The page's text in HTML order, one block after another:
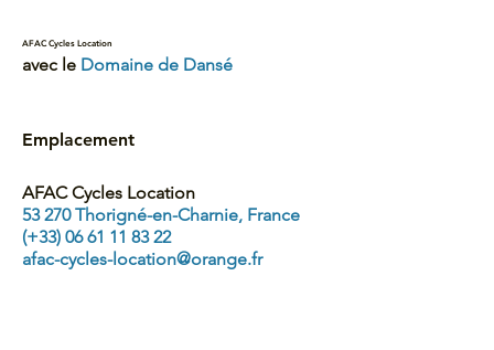
AFAC Cycles Location
avec le Domaine de Dansé
Emplacement
AFAC Cycles Location
53 270 Thorigné-en-Charnie, France
(+33) 06 61 11 83 22
afac-cycles-location@orange.fr